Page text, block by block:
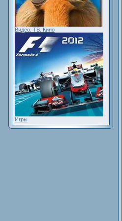
Видео. ТВ. Кино
Игры